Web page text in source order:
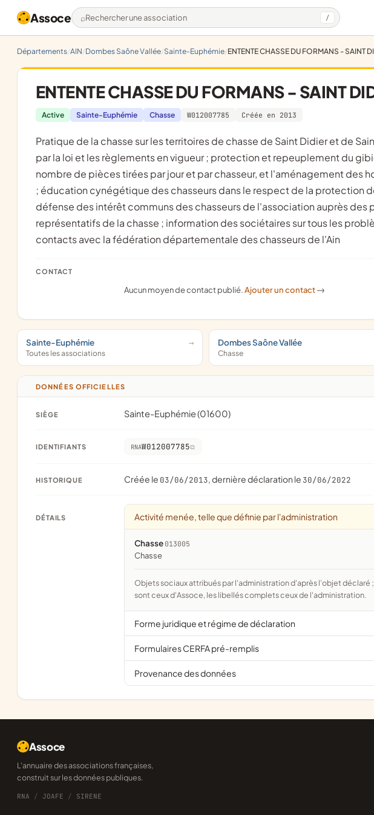
Assoce Rechercher une association /
Départements AIN Dombes Saône Vallée Sainte-Euphémie ENTENTE CHASSE DU FORMANS - SAINT
ENTENTE CHASSE DU FORMANS - SAINT
Active Sainte-Euphémie Chasse W012007785 Créée en 2013
pratique de la chasse sur les territoires de chasse de Saint Didier et de Sainte Euphémie dans les conditions prévues
par la loi et les règlements en vigueur ; protection et repeuplement du
nombre de pièces tirées par jour et par chasseur, et l'aménagement des
; éducation cynégétique des chasseurs dans le respect de la protection
défense des intérêt communs des chasseurs de l'association auprès
représentatifs de la chasse ; information des sociétaires sur tous les
contacts avec la fédération départementale des chasseurs de l'Ain
CONTACT
Aucun moyen de contact publié.Ajouter un contact ->
Sainte-Euphémie
Toutes les associations
Dombes Saône Vallée
Chasse
DONNÉES OFFICIELLES
SIÈGE Sainte-Euphémie (01600)
IDENTIFIANTS RNAW012007785
HISTORIQUE Créée le 03/06/2013, dernière déclaration le 30/06/2022
DÉTAILS Activité menée, telle que définie par l'administration
Chasse 013005
chasse
Objets sociaux attribués par l'administration d'après l'objet déclaré ; activité NAF attribuée par l'INSEE. Les noms courts
sont ceux d'Assoce, les libellés complets ceux de l'administration.
Forme juridique et régime de déclaration
Formulaires CERFA pré-remplis
Provenance des données
Assoce
L'annuaire des associations françaises,
construit sur les données publiques.
RNA / JOAFE / SIRENE